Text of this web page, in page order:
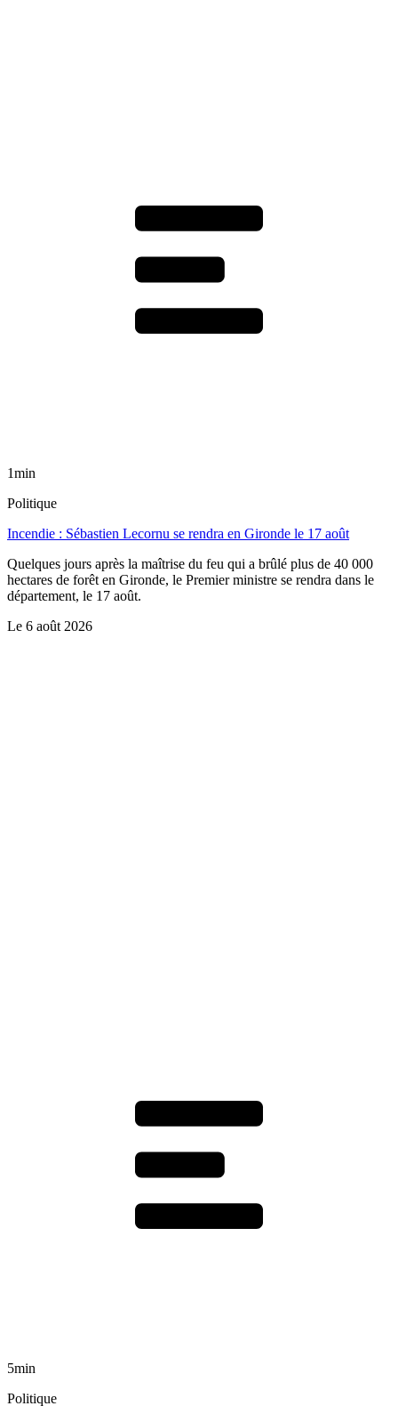
1min
Politique
Incendie : Sébastien Lecornu se rendra en Gironde le 17 août
Quelques jours après la maîtrise du feu qui a brûlé plus de 40 000
hectares de forêt en Gironde, le Premier ministre se rendra dans le
département, le 17 août.
Le 6 août 2026
5min
Politique